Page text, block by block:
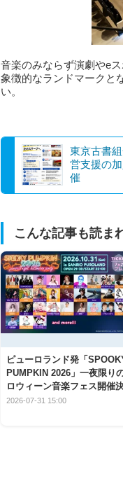
音楽のみならず演劇やe
象徴的なランドマークと
い。
東京古書
営支援の
催
こんな記事も読ま
ピューロランド発「
PUMPKIN 2026」一夜限り
ロウィーン音楽フェス開催
定！
2026-07-31 15:00